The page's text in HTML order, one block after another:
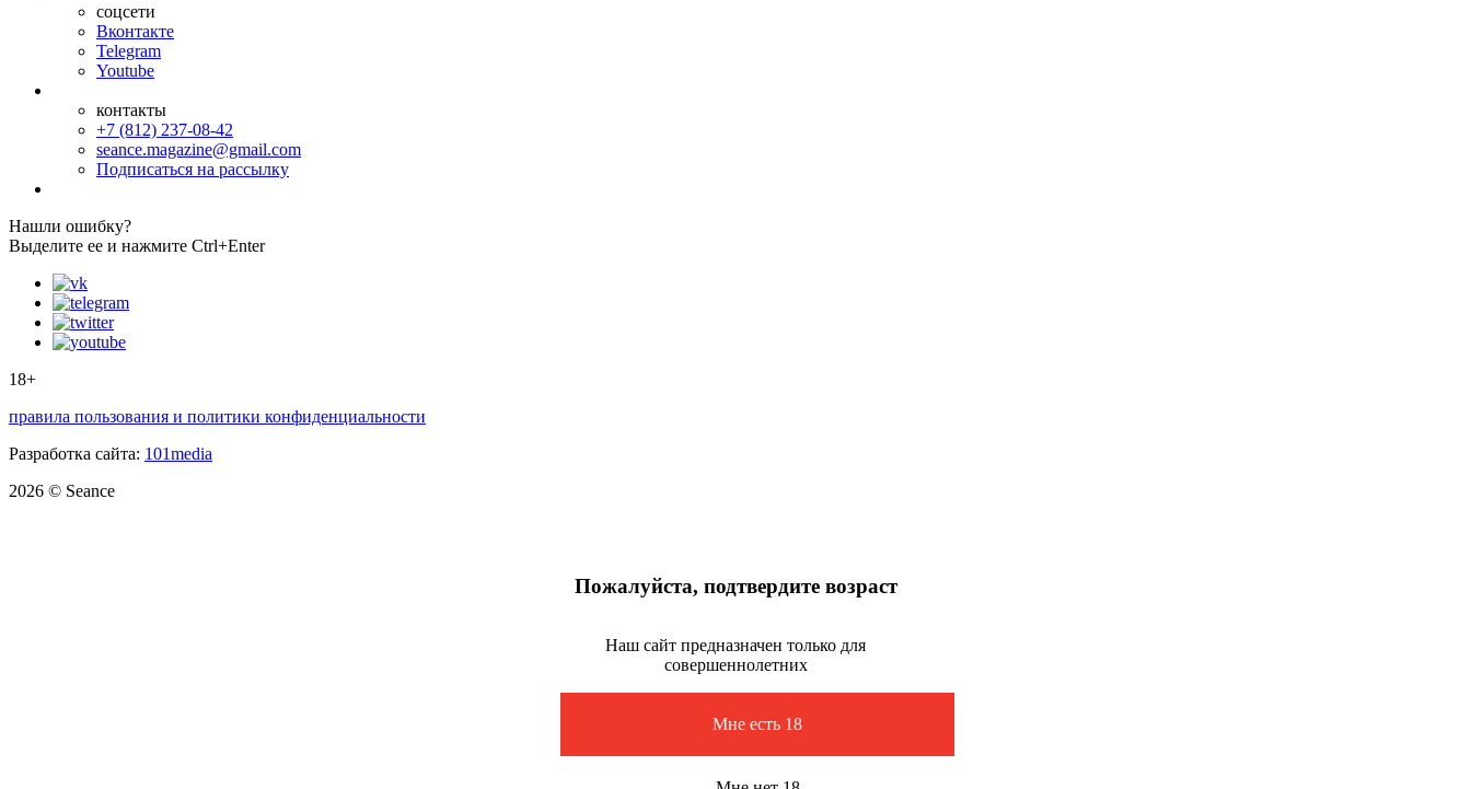
соцсети
Вконтакте
Telegram
Youtube
контакты
+7 (812) 237-08-42
seance.magazine@gmail.com
Подписаться на рассылку
Нашли ошибку?
Выделите ее и нажмите Ctrl+Enter
18+
правила пользования и политики конфиденциальности
Разработка сайта: 101media
2026 © Seance
Пожалуйста, подтвердите возраст
Наш сайт предназначен только для
совершеннолетних
Мне есть 18